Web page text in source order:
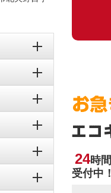
24時間
受付中！